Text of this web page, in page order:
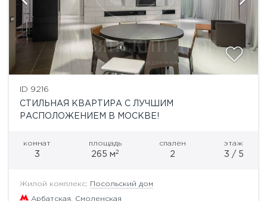
ID 9216
СТИЛЬНАЯ КВАРТИРА С ЛУЧШИМ
РАСПОЛОЖЕНИЕМ В МОСКВЕ!
комнат
3
площадь
265 м2
спален
2
этаж
3 / 5
Жилой комплекс: Посольский дом
Арбатская Смоленская